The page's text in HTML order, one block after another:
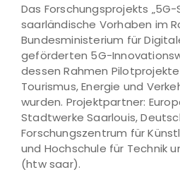
Das Forschungsprojekts „5G-
saarländische Vorhaben im
Bundesministerium für
geförderten 5G-
dessen Rahmen
Tourismus, Energie und
wurden. Projektpartner:
Stadtwerke Saarlouis,
Forschungszentrum für
und Hochschule für Technik
(htw saar).